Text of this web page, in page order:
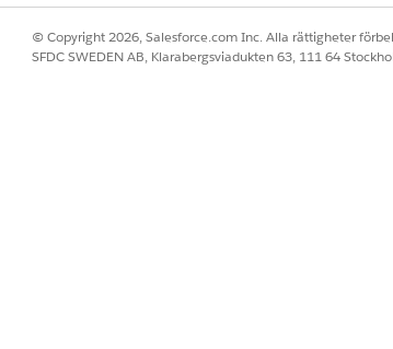
© Copyright 2026, Salesforce.com Inc. Alla rättigheter
SFDC SWEDEN AB, Klarabergsviadukten 63, 111 64